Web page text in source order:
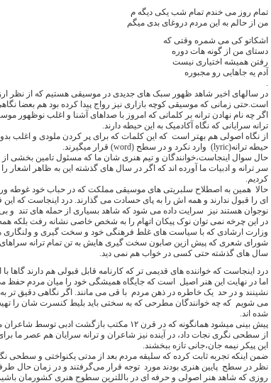
تمام روز می خندم تمام شب یکی دیگه م
من از حالم به این مردم دروغای بدی میگم
اشکاتو کی می شمره وقتی که
دستای من از گونه هات دوره
رفتن همیشه اختیاری نیست
آدم یه جاهایی رو مجبوره
.
در سالهای اخیر شاهد ظهور سبک های جدیدی در موسیقی هستیم که از نظر
است.حتی زمانی که موسیقی کوچه بازاری نیز رواج پیدا کرده بود هم بعضا
اگر چه نام نهادن ترانه بر کلماتی که امروز با صداهای آشنا و اغلب
ترانه سرایانی که نگاه آکادمیک به این حیطه دارند.
از نگاه اصولی هم بهتر است که این کلمات که برای پر کردن ملودی و اغلب
حیطه ترانه(lyric) وارد نکرد و در سطح (word) قرار میگیرند.
حال سوال اینجاست،خوانندگان و تیم هنری شان ما که مسئول تامین بخشی
سر ترانه و ادبیات ما آورده اند که اگر در سال های گذشته این به ظاهر
کردیم.
حالا همین به اصطلاح سلبریتی های موسیقی مملکت که در حباب خود غوطه ور
ای را قبول ندارند و همه اش را به پای حسادت می گذارند. درد اینجاست که
نوجوان هستند نیز سرایت داده می شود که شاهد بسیاری از حمله های تند و
در این چرخه نمی توان نوک پیکان اتهام را به شخص خاصی نشانه رفت بلکه
وزارت ارشادی که با سیاست های غلط فرهنگی خود و سخت گیری و ولنگاری
شورای شعری که پیش ازین صابون سخت گیری هایش به تن تمام ترانه سراهای
سال های گذشته حتی کسی در خواب هم نمی دید.
درد اینجاست که خواننده های قدیمی تر که کارنامه قابل قبولی هم دارند
اما در نهایت این هنر اصیل است که جایگاه همیشگی خود را میان مردم
نشینند و در حد یک خاطره در ذهن مردم با قی می مانند. اگر نگاهی دقیق
می شویم كه چه خوانندگان مطرحی که به سختی باید بلیط کنسرت شان را
شده اند.
پیش بینی میشود همانگونه که در قرن ۱۲ مکتب
از سطحی نگری نجات داد، در آینده نیز شاعران و ترانه سرایان هم عصر ما
این پیکر نیمه جان،جانی تازه ببخشند.
ضمن اینکه تجربه ثابت کرده که سلیقه مردم بعد از مدتی یکنواختی و سطحی
نظر در سطح پایین هنری بودند مورد توجه قرار می‌گرفتند و در زمان حال
روزی که شاهد هنر اصولی و حرفه ای در باللترین سطوح هنری کشورمان